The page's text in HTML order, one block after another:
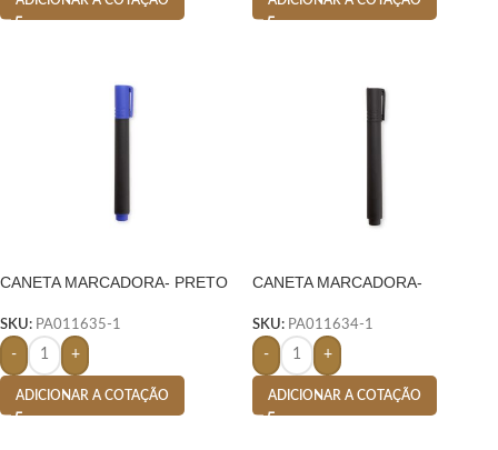
CANETA MARCADORA- PRETO
SKU: PA011635-1
- +
ADICIONAR A COTAÇÃO
CANETA MARCADORA-
SKU: PA011634-1
- +
ADICIONAR A COTAÇÃO